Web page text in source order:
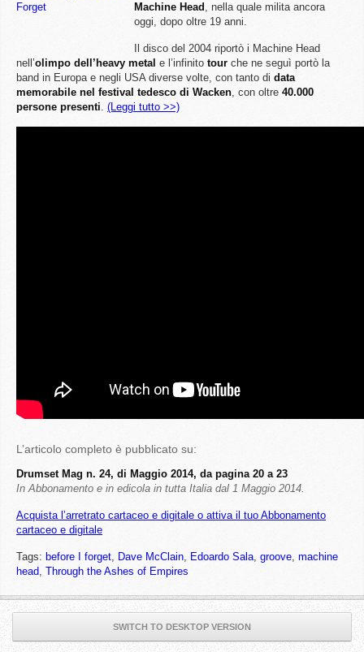
Machine Head , nella quale milita ancora
oggi, dopo oltre 19 anni.
Il disco del 2004 riportò i Machine Head
nell’olimpo dell’heavy metal e l’infinito tour che ne seguì portò la
band in Europa e negli USA diverse volte, con tanto di data
memorabile nel festival tedesco di Wacken, con oltre 40.000
persone presenti. (Leggi tutto >>)
L’articolo completo è pubblicato su:
Drumset Mag n. 24, di Maggio 2014, da pagina 20 a 23
In Abbonamento e in edicola in tutta Italia dal 1 Maggio 2014.
Acquista l’arretrato cartaceo e digitale o attiva il tuo Abbonamento
cartaceo e digitale
Tags: before I forget, Dave McClain, Edoardo Sala, groove, machine
head, Through the Ashes of Empires
SWITCH TO DESKTOP VERSION